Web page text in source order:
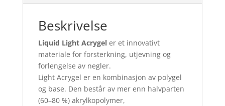
Beskrivelse
Liquid Light Acrygeler et innovativt
materiale for forsterkning, utjevning og
forlengelse av negler.
Light Acrygel er en kombinasjon av polygel
og base. Den består av mer enn halvparten
(60–80 %) akrylkopolymer,